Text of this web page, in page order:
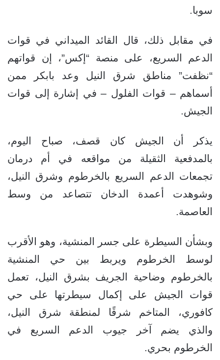
سوبا.
في مقابل ذلك، قال القائد الميداني في قوات
الدعم السريع، على منصة “إكس”، إن قواتهم
“نظفت” مناطق شرق النيل وعد بابكر ممن
أسماهم – قوات الفلول – في إشارة إلى قوات
الجيش.
يذكر أن الجيش كان قصف، صباح اليوم،
بالمدفعية الثقيلة من مواقعه في أم درمان
تجمعات الدعم السريع بالخرطوم وشرق النيل،
وشوهدت أعمدة الدخان تتصاعد من وسط
العاصمة.
وبشأن السيطرة على جسر المنشية، وهو الأقرب
لوسط الخرطوم ويربط بين حي المنشية
بالخرطوم وضاحية الجريف بشرق النيل، تعمل
قوات الجيش على إكمال سيطرتها على حي
كافوري، المتاخم شرقًا لمنطقة شرق النيل،
والذي يضم آخر جيوب الدعم السريع في
الخرطوم بحري.